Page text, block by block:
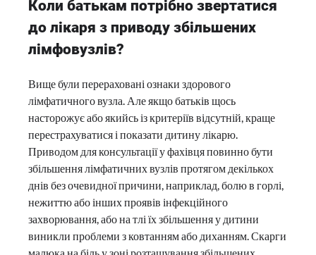
Коли батькам потрібно звертатися
до лікаря з приводу збільшених
лімфовузлів?
Вище були перераховані ознаки здорового
лімфатичного вузла. Але якщо батьків щось
насторожує або якийсь із критеріїв відсутній, краще
перестрахуватися і показати дитину лікарю.
Приводом для консультації у фахівця повинно бути
збільшення лімфатичних вузлів протягом декількох
днів без очевидної причини, наприклад, болю в горлі,
нежиттю або інших проявів інфекційного
захворювання, або на тлі їх збільшення у дитини
виникли проблеми з ковтанням або диханням. Скарги